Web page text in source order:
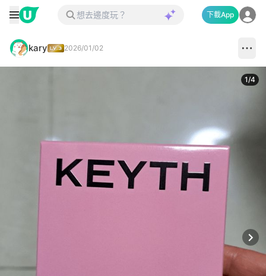
下載App
kary 2026/01/02
1/4